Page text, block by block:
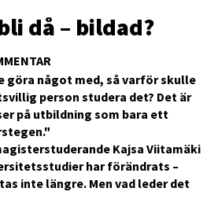
då – bildad?
göra något med, så varför skulle
person studera det? Det är
på utbildning som bara ett
Kajsa Viitamäki
har förändrats –
inte längre. Men vad leder det